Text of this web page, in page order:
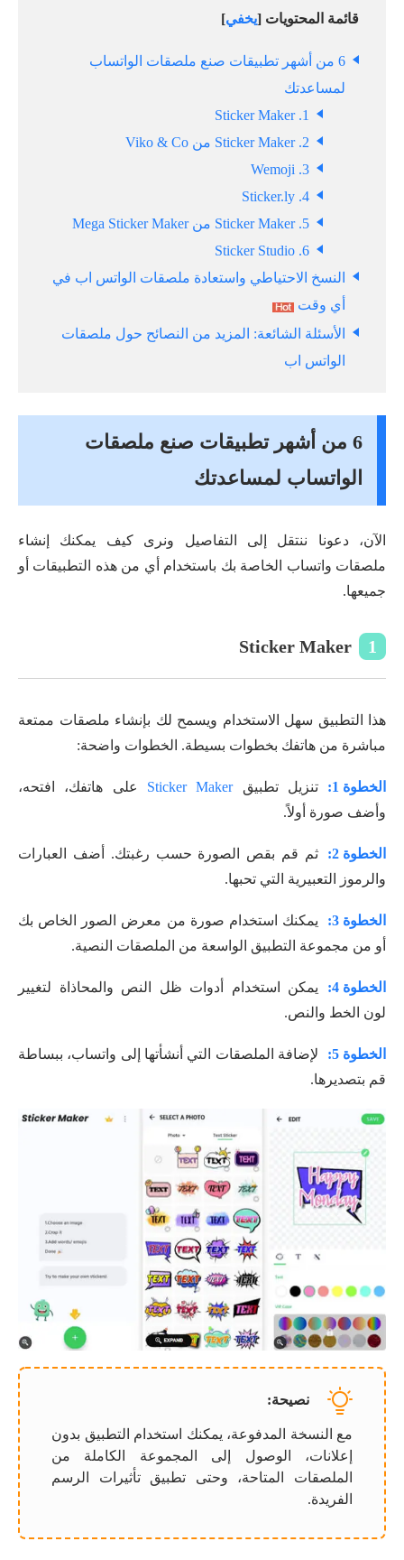
قائمة المحتويات [يخفي]
6 من أشهر تطبيقات صنع ملصقات الواتساب
لمساعدتك
1. Sticker Maker
2. Sticker Maker من Viko & Co
3. Wemoji
4. Sticker.ly
5. Sticker Maker من Mega Sticker Maker
6. Sticker Studio
النسخ الاحتياطي واستعادة ملصقات الواتس اب في
أي وقت
الأسئلة الشائعة: المزيد من النصائح حول ملصقات
الواتس اب
6 من أشهر تطبيقات صنع ملصقات
الواتساب لمساعدتك
الآن، دعونا ننتقل إلى التفاصيل ونرى كيف يمكنك إنشاء
ملصقات واتساب الخاصة بك باستخدام أي من هذه التطبيقات أو
جميعها.
1
Sticker Maker
هذا التطبيق سهل الاستخدام ويسمح لك بإنشاء ملصقات ممتعة
مباشرة من هاتفك بخطوات بسيطة. الخطوات واضحة:
الخطوة 1: تنزيل تطبيقSticker Maker على هاتفك، افتحه،
وأضف صورة أولاً.
الخطوة 2:
ثم قم بقص الصورة حسب رغبتك. أضف العبارات
والرموز التعبيرية التي تحبها.
الخطوة 3:
يمكنك استخدام صورة من معرض الصور الخاص بك
أو من مجموعة التطبيق الواسعة من الملصقات النصية.
الخطوة 4:
يمكن استخدام أدوات ظل النص والمحاذاة لتغيير
لون الخط والنص.
الخطوة 5:
لإضافة الملصقات التي أنشأتها إلى واتساب، ببساطة
قم بتصديرها.
نصيحة:
مع النسخة المدفوعة، يمكنك استخدام التطبيق بدون
إعلانات، الوصول إلى المجموعة الكاملة من
الملصقات المتاحة، وحتى تطبيق تأثيرات الرسم
الفريدة.